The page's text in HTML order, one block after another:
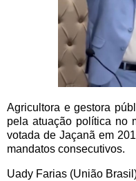
Agricultora e gestora
pela atuação política no
votada de Jaçanã em
mandatos consecutivos.
Uady Farias (União